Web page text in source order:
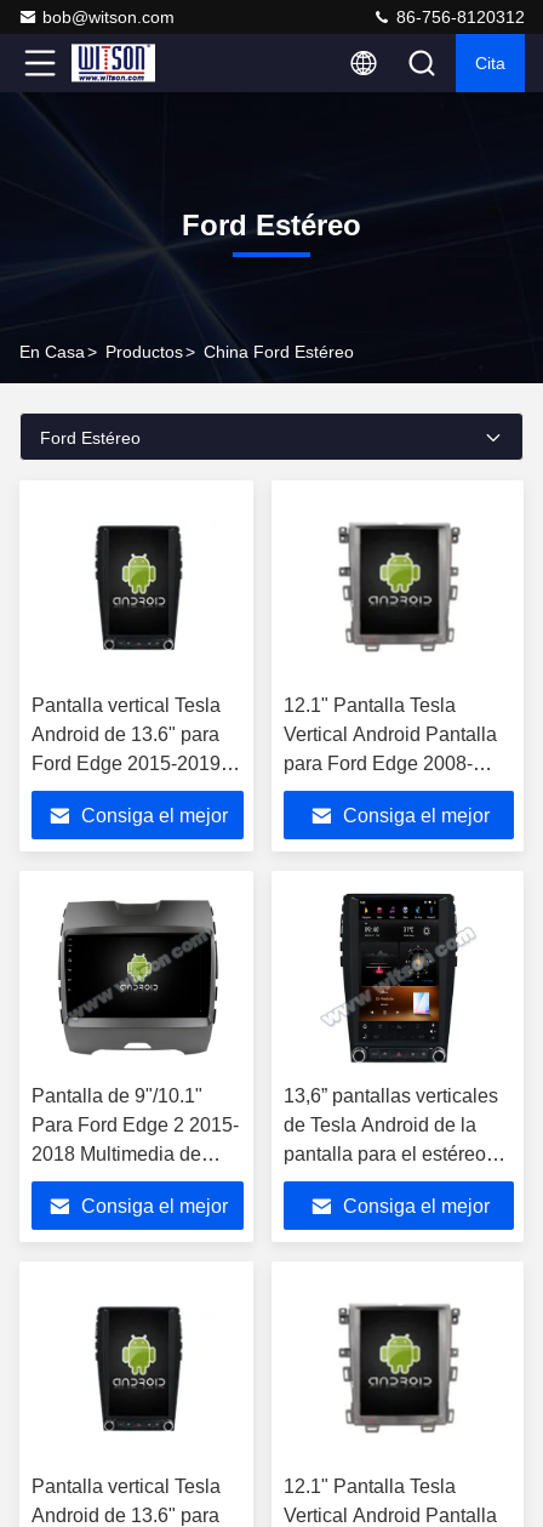
bob@witson.com 86-756-8120312
Cita
Ford Estéreo
En Casa> Productos> China Ford Estéreo
Ford Estéreo
Pantalla vertical Tesla
Android de 13.6" para
Ford Edge 2015-2019,
sistema multimedia
estéreo para coche,
reproductor GPS
Consiga el mejor
12.1" Pantalla Tesla
Vertical Android Pantalla
para Ford Edge 2008-
2014 Multimedia de
automóviles Estéreo GPS
Jugador de Carplay
Consiga el mejor
Pantalla de 9"/10.1"
Para Ford Edge 2 2015-
2018 Multimedia de
automóviles Estéreo
GPS Jugador de
CarPlay
Consiga el mejor
13,6” pantallas verticales
de Tesla Android de la
pantalla para el estéreo
2015-2019 de las
multimedias del coche de
Ford Edge
Consiga el mejor
Pantalla vertical Tesla
Android de 13.6" para
12.1" Pantalla Tesla
Vertical Android Pantalla